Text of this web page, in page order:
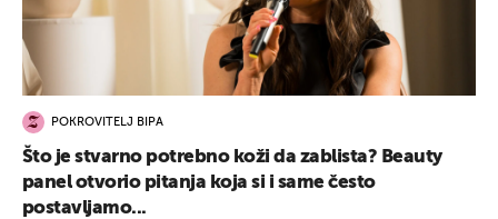
POKROVITELJ BIPA
Što je stvarno potrebno koži da zablista? Beauty
panel otvorio pitanja koja si i same često
postavljamo...